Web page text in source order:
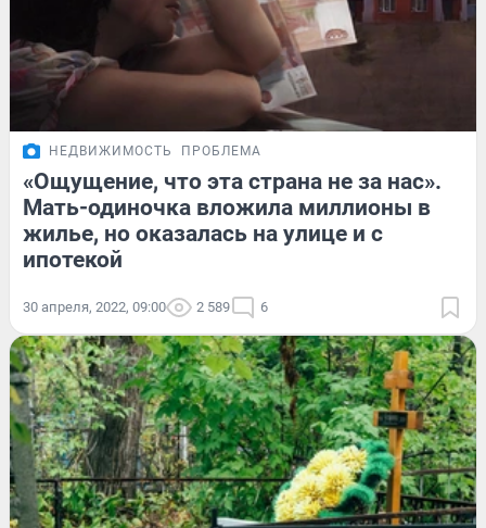
НЕДВИЖИМОСТЬ ПРОБЛЕМА
«Ощущение, что эта страна не за нас».
Мать-одиночка вложила миллионы в
жилье, но оказалась на улице и с
ипотекой
30 апреля, 2022, 09:00 2 589 6